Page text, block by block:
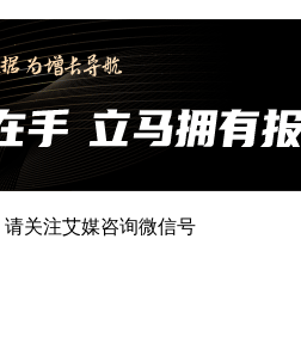
关注艾媒咨询微信号